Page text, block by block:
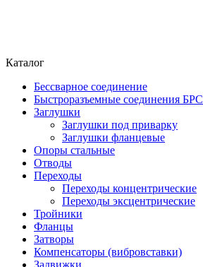
Каталог
Бессварное соединение
Быстроразъемные соединения БРС
Заглушки
Заглушки под приварку
Заглушки фланцевые
Опоры стальные
Отводы
Переходы
Переходы концентрические
Переходы эксцентрические
Тройники
Фланцы
Затворы
Компенсаторы (вибровставки)